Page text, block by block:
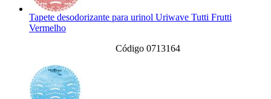
Tapete desodorizante para urinol Uriwave Tutti Frutti
Vermelho
Código 0713164